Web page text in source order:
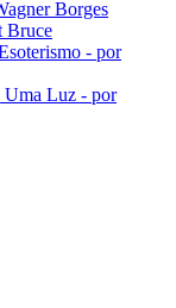
Borges
Bruce
- por
Luz - por